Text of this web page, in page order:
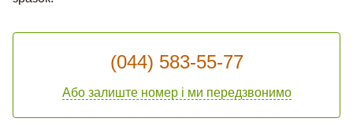
(044) 583-55-77
Або залиште номер і ми передзвонимо